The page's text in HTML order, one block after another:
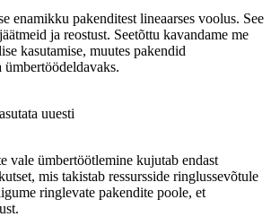
enamikku pakenditest lineaarses voolus. See
ja reostust. Seetõttu kavandame me
kasutamise, muutes pakendid
uuesti
vale ümbertöötlemine kujutab endast
mis takistab ressursside ringlussevõtule
ringlevate pakendite poole, et